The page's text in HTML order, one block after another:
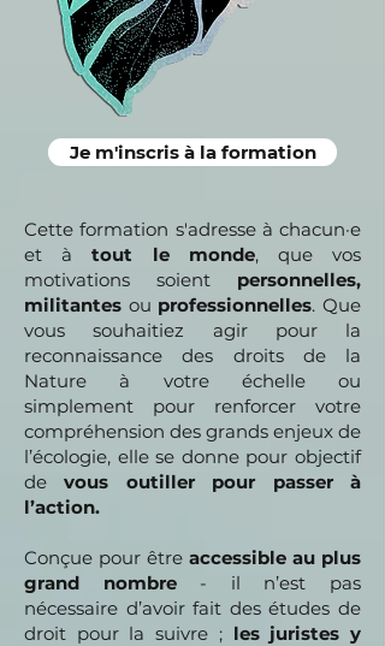
Je m'inscris à la formation
Cette formation s'adresse à chacun·e
et àtout le monde, que vos
motivations soient personnelles,
militantes ou professionnelles. Que
vous souhaitiez agir pour la
reconnaissance des droits de la
Nature à votre échelle ou
simplement pour renforcer votre
compréhension des grands enjeux de
l’écologie, elle se donne pour objectif
devous outiller pour passer à
l’action.
Conçue pour être accessible au plus
grand nombre- il n’est pas
nécessaire d’avoir fait des études de
droit pour la suivre ; les juristes y